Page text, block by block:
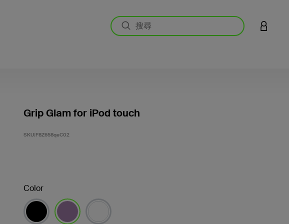
登入您
Grip Glam for iPod touch
SKU:F8Z658qeC02
Color